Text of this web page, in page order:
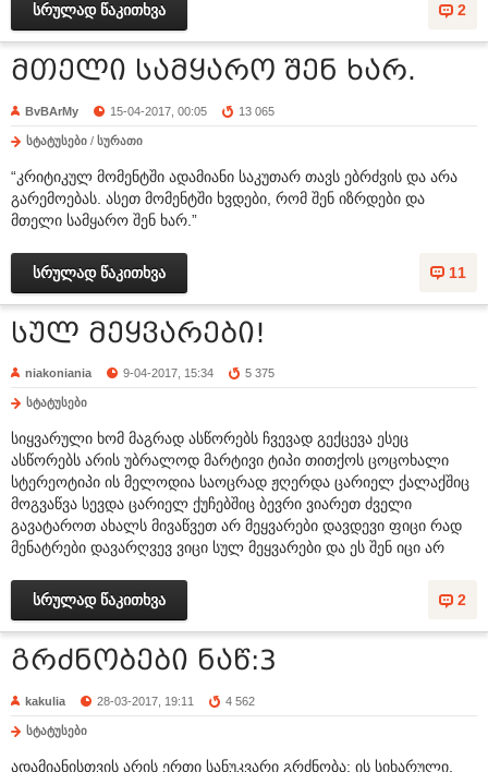
2
სრულად წაკითხვა
მთელი სამყარო შენ ხარ.
BvBArMy 15-04-2017, 00:05 13 065
სტატუსები / სურათი
“კრიტიკულ მომენტში ადამიანი საკუთარ თავს ებრძვის და არა
გარემოებას. ასეთ მომენტში ხვდები, რომ შენ იზრდები და
მთელი სამყარო შენ ხარ.”
11
სრულად წაკითხვა
სულ მეყვარები!
niakoniania 9-04-2017, 15:34 5 375
სტატუსები
სიყვარული ხომ მაგრად ასწორებს ჩვევად გექცევა ესეც
ასწორებს არის უბრალოდ მარტივი ტიპი თითქოს ცოცოხალი
სტერეოტიპი ის მელოდია საოცრად ჟღერდა ცარიელ ქალაქშიც
მოგვაწვა სევდა ცარიელ ქუჩებშიც ბევრი ვიარეთ ძველი
გავატაროთ ახალს მივაწვეთ არ მეყვარები დავდევი ფიცი რად
მენატრები დავარღვევ ვიცი სულ მეყვარები და ეს შენ იცი არ
2
სრულად წაკითხვა
გრძნობები ნაწ:3
kakulia 28-03-2017, 19:11 4 562
სტატუსები
ადამიანისთვის არის ერთი სანუკვარი გრძნობა: ის სიხარული,